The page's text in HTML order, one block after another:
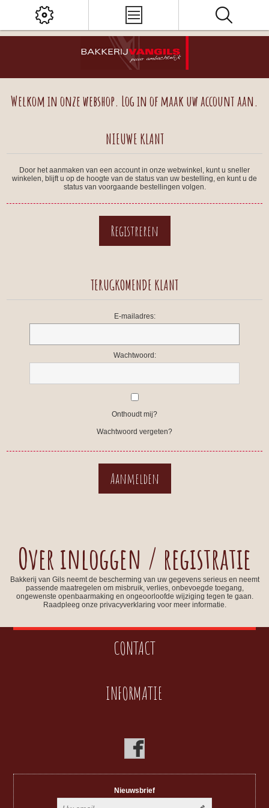
Welkom in onze webshop. Log in of maak uw account aan.
NIEUWE KLANT
Door het aanmaken van een account in onze webwinkel, kunt u sneller
winkelen, blijft u op de hoogte van de status van uw bestelling, en kunt u de
status van voorgaande bestellingen volgen.
TERUGKOMENDE KLANT
E-mailadres:
Wachtwoord:
Onthoudt mij?
Wachtwoord vergeten?
Over inloggen / registratie
Bakkerij van Gils neemt de bescherming van uw gegevens serieus en neemt
passende maatregelen om misbruik, verlies, onbevoegde toegang,
ongewenste openbaarmaking en ongeoorloofde wijziging tegen te gaan.
Raadpleeg onze privacyverklaring voor meer informatie.
CONTACT
INFORMATIE
Nieuwsbrief